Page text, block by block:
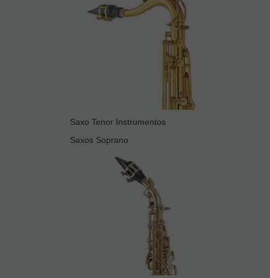
Saxo Tenor Instrumentos
Saxos Soprano